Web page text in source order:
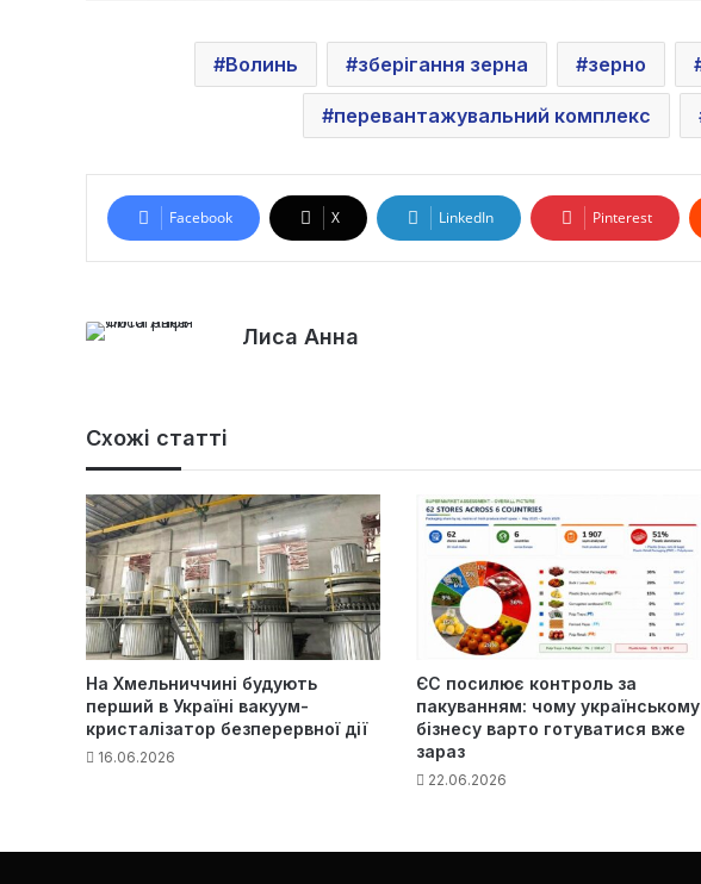
Волинь зберігання зерна зерно
перевантажувальний комплекс
Facebook X LinkedIn Pinterest
Лиса Анна
Схожі статті
На Хмельниччині будують
перший в Україні вакуум-
кристалізатор безперервної дії
16.06.2026
ЄС посилює контроль за
пакуванням: чому українському
бізнесу варто готуватися вже
зараз
22.06.2026